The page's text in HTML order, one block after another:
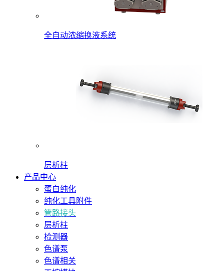
全自动浓缩换液系统
层析柱
产品中心
蛋白纯化
纯化工具附件
管路接头
层析柱
检测器
色谱泵
色谱相关